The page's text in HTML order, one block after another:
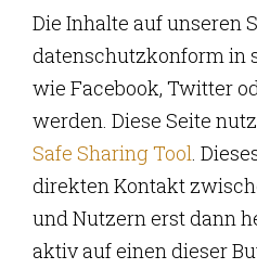
Die Inhalte auf unseren
datenschutzkonform in
wie Facebook, Twitter
werden. Diese Seite
Safe Sharing Tool.
direkten Kontakt
und Nutzern erst dann
aktiv auf einen dieser